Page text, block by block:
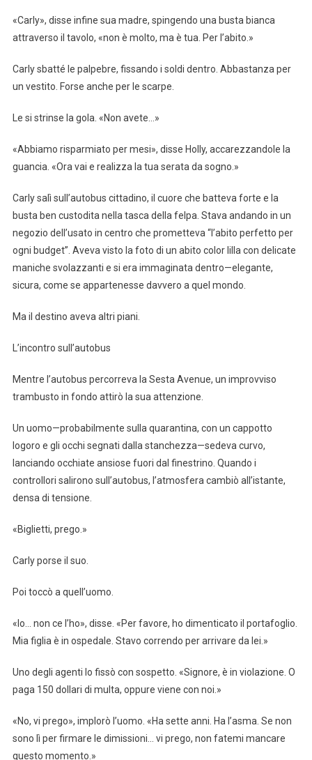
«Carly», disse infine sua madre, spingendo una busta bianca
attraverso il tavolo, «non è molto, ma è tua. Per l’abito.»
Carly sbatté le palpebre, fissando i soldi dentro. Abbastanza per
un vestito. Forse anche per le scarpe.
Le si strinse la gola. «Non avete…»
«Abbiamo risparmiato per mesi», disse Holly, accarezzandole la
guancia. «Ora vai e realizza la tua serata da sogno.»
Carly salì sull’autobus cittadino, il cuore che batteva forte e la
busta ben custodita nella tasca della felpa. Stava andando in un
negozio dell’usato in centro che prometteva “l’abito perfetto per
ogni budget”. Aveva visto la foto di un abito color lilla con delicate
maniche svolazzanti e si era immaginata dentro—elegante,
sicura, come se appartenesse davvero a quel mondo.
Ma il destino aveva altri piani.
L’incontro sull’autobus
Mentre l’autobus percorreva la Sesta Avenue, un improvviso
trambusto in fondo attirò la sua attenzione.
Un uomo—probabilmente sulla quarantina, con un cappotto
logoro e gli occhi segnati dalla stanchezza—sedeva curvo,
lanciando occhiate ansiose fuori dal finestrino. Quando i
controllori salirono sull’autobus, l’atmosfera cambiò all’istante,
densa di tensione.
«Biglietti, prego.»
Carly porse il suo.
Poi toccò a quell’uomo.
«Io… non ce l’ho», disse. «Per favore, ho dimenticato il portafoglio.
Mia figlia è in ospedale. Stavo correndo per arrivare da lei.»
Uno degli agenti lo fissò con sospetto. «Signore, è in violazione. O
paga 150 dollari di multa, oppure viene con noi.»
«No, vi prego», implorò l’uomo. «Ha sette anni. Ha l’asma. Se non
sono lì per firmare le dimissioni… vi prego, non fatemi mancare
questo momento.»